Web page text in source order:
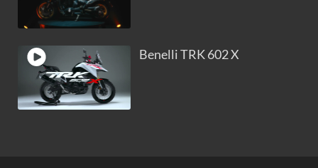
Benelli TRK 602 X